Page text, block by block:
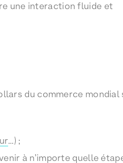
une interaction fluide et
du commerce mondial
…) ;
à n’importe quelle